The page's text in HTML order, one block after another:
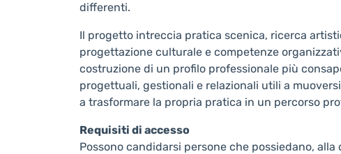
differenti.
Il progetto intreccia pratica scenica, ricerca
progettazione culturale e competenze
costruzione di un profilo professionale più
progettuali, gestionali e relazionali utili a
a trasformare la propria pratica in un percorso
Requisiti di accesso
Possono candidarsi persone che possiedano,